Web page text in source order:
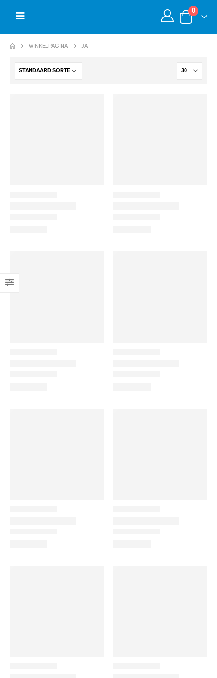
0
WINKELPAGINA JA